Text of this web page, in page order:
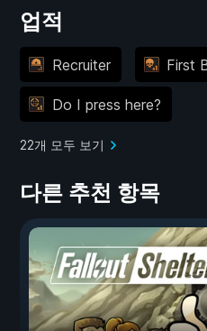
업적
Recruiter First
Do I press here?
22개 모두 보기
다른 추천 항목